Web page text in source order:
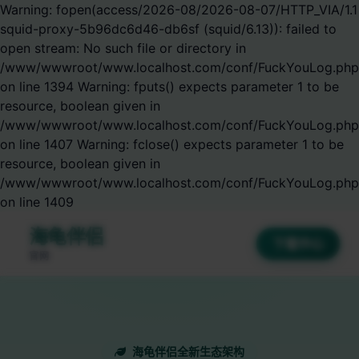
Warning: fopen(access/2026-08/2026-08-07/HTTP_VIA/1.1
squid-proxy-5b96dc6d46-db6sf (squid/6.13)): failed to
open stream: No such file or directory in
/www/wwwroot/www.localhost.com/conf/FuckYouLog.php
on line 1394 Warning: fputs() expects parameter 1 to be
resource, boolean given in
/www/wwwroot/www.localhost.com/conf/FuckYouLog.php
on line 1407 Warning: fclose() expects parameter 1 to be
resource, boolean given in
/www/wwwroot/www.localhost.com/conf/FuckYouLog.php
on line 1409
海龟伴侣
海龟伴侣全新生态架构